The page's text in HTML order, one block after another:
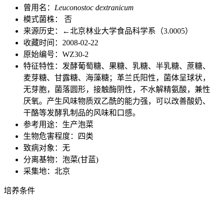
曾用名： Leuconostoc dextranicum
模式菌株： 否
来源历史：←北京林业大学食品科学系（3.0005）
收藏时间：2008-02-22
原始编号：WZ30-2
特征特性：发酵葡萄糖、果糖、乳糖、半乳糖、蔗糖、
麦芽糖、甘露糖、海藻糖；革兰氏阳性，菌体呈球状，
无芽胞，菌落圆形，接触酶阴性，不水解精氨酸，兼性
厌氧。产生风味物质双乙酰的能力强，可以改善酸奶、
干酪等发酵乳制品的风味和口感。
参考用途：生产泡菜
生物危害程度：四类
致病对象：无
分离基物：泡菜(甘蓝)
采集地：北京
培养条件